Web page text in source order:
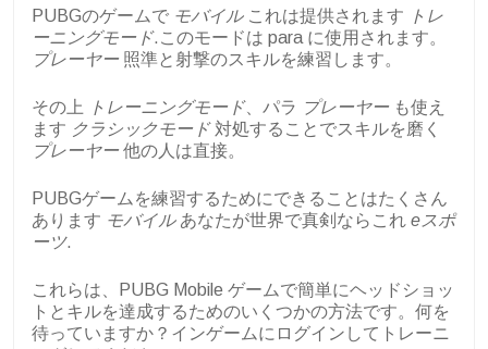
PUBGのゲームで モバイルこれは提供されます
トレ
ーニングモード.このモードは para に使用されます。
プレーヤー 照準と射撃のスキルを練習します。
その上 トレーニングモード、パラ プレーヤーも使え
ます クラシックモード対処することでスキルを磨く
プレーヤー他の人は直接。
PUBGゲームを練習するためにできることはたくさん
あります モバイルあなたが世界で真剣ならこれ eスポ
ーツ.
これらは、PUBG Mobile ゲームで簡単にヘッドショッ
トとキルを達成するためのいくつかの方法です。何を
待っていますか？インゲームにログインしてトレーニ